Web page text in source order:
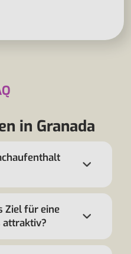
in Granada
Ziel für eine
attraktiv?